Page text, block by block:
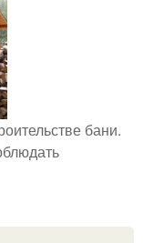
бани.